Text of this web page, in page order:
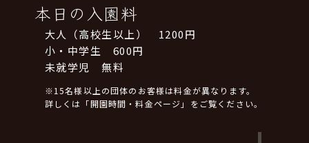
本日の入園料
大人（高校生以上） 1200円
小・中学生 600円
未就学児 無料
※15名様以上の団体のお客様は料金が異なります。
詳しくは「開園時間・料金ページ」をご覧ください。